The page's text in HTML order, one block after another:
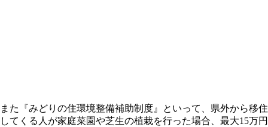
また『みどりの住環境整備補助制度』といって、県外から移住
してくる人が家庭菜園や芝生の植栽を行った場合、最大15万円